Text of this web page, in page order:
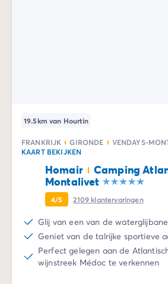
Nieuwe campings 2026
Onze stacaravan aanbod/nl/
Ultimate stacaravans
/nl/de-
Premium stacaravans/nl/
Overige accommodaties
Campingplaats/nl/staanplaatsen
Stacaravans voor grote gezinnen/
PBM-stacaravans /nl/pbm-
Welkom bij Homair
Beleef de ervaring
19.5km van Hourtin
FRANKRIJK GIRONDE VENDAYS-
KAART BEKIJKEN
Homair
Camping
Montalivet
4/5 2109 klantervaringen
Glij van een van de
Geniet van de talrijke sportieve
Perfect gelegen aan de
wijnstreek Médoc te verkennen